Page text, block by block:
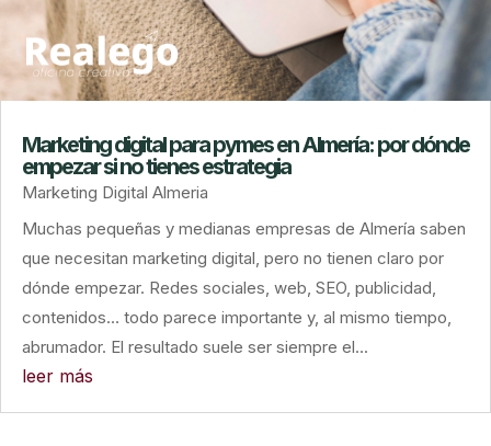
Marketing digital para pymes en Almería: por dónde
empezar si no tienes estrategia
Marketing Digital Almeria
Muchas pequeñas y medianas empresas de Almería saben
que necesitan marketing digital, pero no tienen claro por
dónde empezar. Redes sociales, web, SEO, publicidad,
contenidos… todo parece importante y, al mismo tiempo,
abrumador. El resultado suele ser siempre el...
leer más